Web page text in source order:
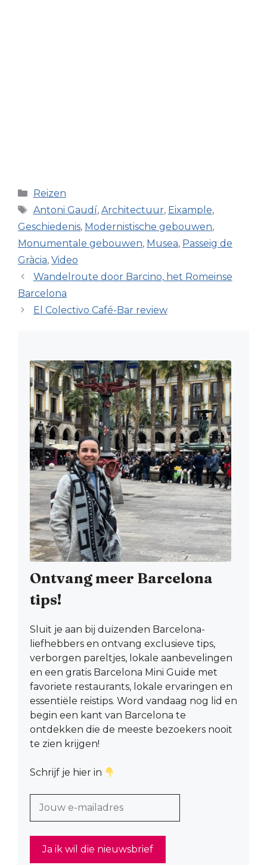
Categorieën
Reizen
Tags
Antoni Gaudí, Architectuur, Eixample,
Geschiedenis, Modernistische gebouwen,
Monumentale gebouwen, Musea, Passeig de
Gràcia, Video
Wandelroute door Barcino, het Romeinse
Barcelona
El Colectivo Café-Bar review
Ontvang meer Barcelona
tips!
Sluit je aan bij duizenden Barcelona-
liefhebbers en ontvang exclusieve tips,
verborgen pareltjes, lokale aanbevelingen
en een gratis Barcelona Mini Guide met
favoriete restaurants, lokale ervaringen en
essentiële reistips. Word vandaag nog lid en
begin een kant van Barcelona te
ontdekken die de meeste bezoekers nooit
te zien krijgen!
Schrijf je hier in